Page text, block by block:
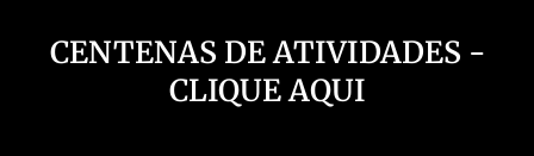
CENTENAS DE ATIVIDADES -
CLIQUE AQUI